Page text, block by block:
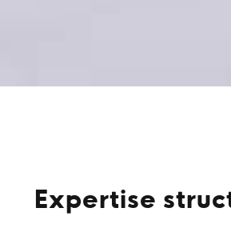
Expertise